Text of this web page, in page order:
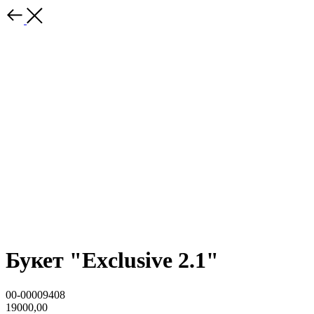
Букет "Exclusive 2.1"
00-00009408
19000,00